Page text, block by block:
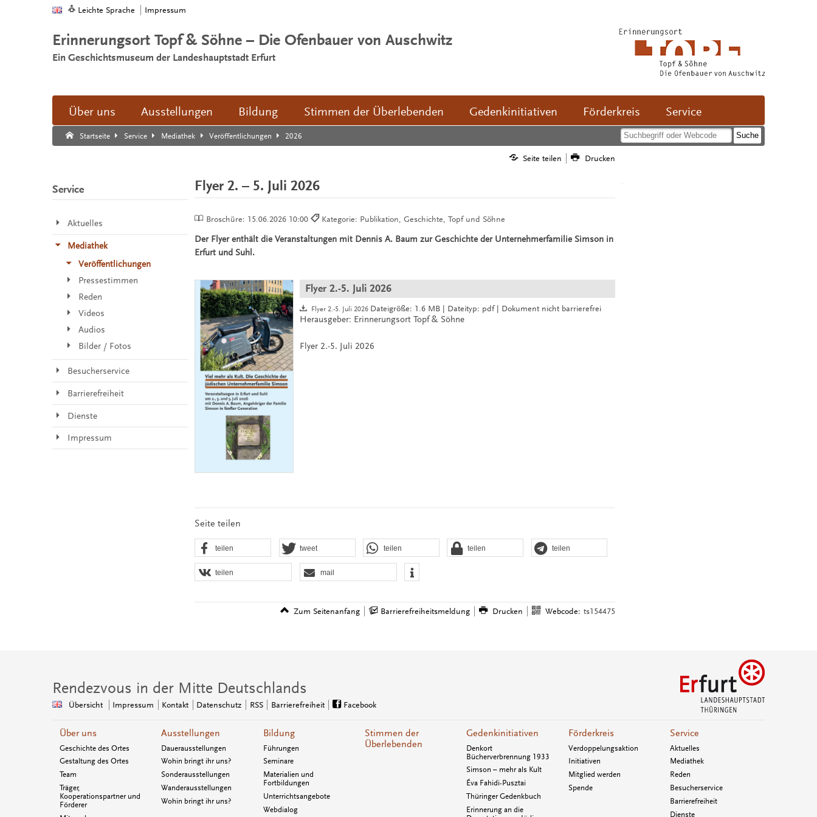
Leichte Sprache Impressum
Erinnerungsort Topf & Söhne – Die Ofenbauer von Auschwitz
Ein Geschichtsmuseum der Landeshauptstadt Erfurt
Über uns Ausstellungen Bildung Stimmen der Überlebenden Gedenkinitiativen Förderkreis Service
Startseite Service Mediathek Veröffentlichungen 2026
Suche:
Suche Ende.
Seite teilen Drucken
Flyer 2. – 5. Juli 2026
Broschüre: 15.06.2026 10:00 Kategorie: Publikation, Geschichte, Topf und Söhne
Der Flyer enthält die Veranstaltungen mit Dennis A. Baum zur Geschichte der Unternehmerfamilie Simson in
Erfurt und Suhl.
Flyer 2.-5. Juli 2026
Flyer 2.-5. Juli 2026 Dateigröße: 1.6 MB | Dateityp: pdf | Dokument nicht barrierefrei
Herausgeber: Erinnerungsort Topf & Söhne
Flyer 2.-5. Juli 2026
Seite teilen
teilen tweet teilen teilen teilen
teilen mail
Zum Seitenanfang Barrierefreiheitsmeldung Drucken Webcode: ts154475
Service
Aktuelles
Mediathek
Veröffentlichungen
Pressestimmen
Reden
Videos
Audios
Bilder / Fotos
Besucherservice
Barrierefreiheit
Dienste
Impressum
Rendezvous in der Mitte Deutschlands
Übersicht Impressum Kontakt Datenschutz RSS Barrierefreiheit Facebook
Über uns
Geschichte des Ortes
Gestaltung des Ortes
Team
Träger,
Kooperationspartner und
Förderer
Ausstellungen
Dauerausstellungen
Wohin bringt ihr uns?
Sonderausstellungen
Wanderausstellungen
Wohin bringt ihr uns?
Bildung
Führungen
Seminare
Materialien und
Fortbildungen
Unterrichtsangebote
Webdialog
Stimmen der
Überlebenden
Gedenkinitiativen
Denkort
Bücherverbrennung 1933
Simson – mehr als Kult
Éva Fahidi-Pusztai
Thüringer Gedenkbuch
Erinnerung an die
Förderkreis
Verdoppelungsaktion
Initiativen
Mitglied werden
Spende
Service
Aktuelles
Mediathek
Reden
Besucherservice
Barrierefreiheit
Dienste